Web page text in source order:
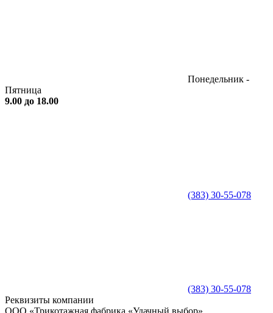
Понедельник -
Пятница
9.00 до 18.00
(383) 30-55-078
(383) 30-55-078
Реквизиты компании